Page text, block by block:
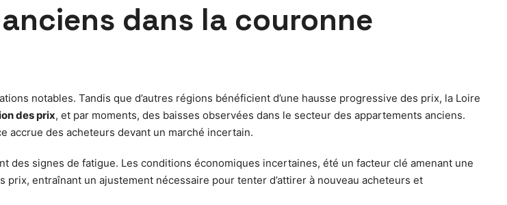
dans la couronne
notables. Tandis que d’autres régions bénéficient d’une hausse progressive des prix, la Loire
des prix, et par moments, des baisses observées dans le secteur des appartements anciens.
accrue des acheteurs devant un marché incertain.
des signes de fatigue. Les conditions économiques incertaines, été un facteur clé amenant une
entraînant un ajustement nécessaire pour tenter d’attirer à nouveau acheteurs et